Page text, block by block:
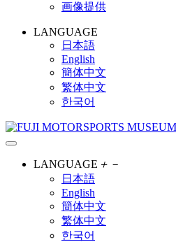
画像提供
LANGUAGE
日本語
English
簡体中文
繁体中文
한국어
LANGUAGE ＋ －
日本語
English
簡体中文
繁体中文
한국어